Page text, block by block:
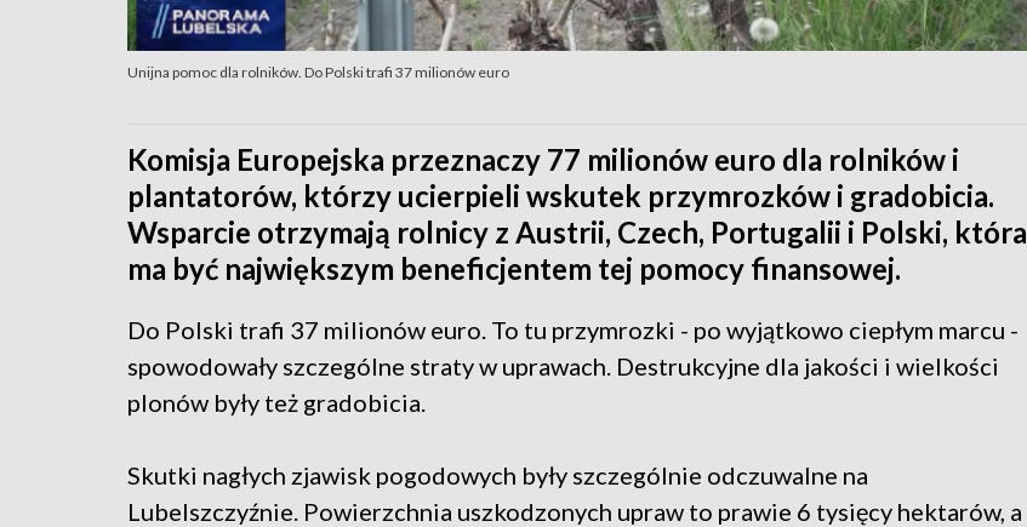
Unijna pomoc dla rolników. Do Polski trafi 37 milionów euro
Komisja Europejska przeznaczy 77 milionów euro dla rolników i
plantatorów, którzy ucierpieli wskutek przymrozków i gradobicia.
Wsparcie otrzymają rolnicy z Austrii, Czech, Portugalii i Polski, która
ma być największym beneficjentem tej pomocy finansowej.
Do Polski trafi 37 milionów euro. To tu przymrozki - po wyjątkowo ciepłym marcu -
spowodowały szczególne straty w uprawach. Destrukcyjne dla jakości i wielkości
plonów były też gradobicia.
Skutki nagłych zjawisk pogodowych były szczególnie odczuwalne na
Lubelszczyźnie. Powierzchnia uszkodzonych upraw to prawie 6 tysięcy hektarów, a